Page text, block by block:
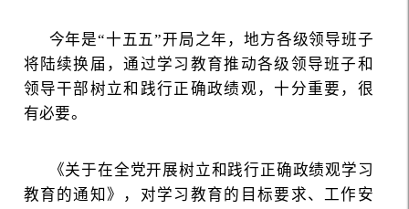
今年是“十五五”开局之年，地方各级领导班子
将陆续换届，通过学习教育推动各级领导班子和
领导干部树立和践行正确政绩观，十分重要，很
有必要。
《关于在全党开展树立和践行正确政绩观学习
教育的通知》，对学习教育的目标要求、工作安